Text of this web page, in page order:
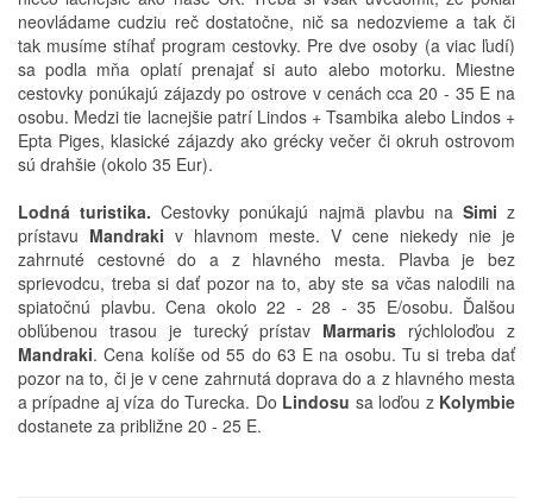
neovládame cudziu reč dostatočne, nič sa nedozvieme a tak či
tak musíme stíhať program cestovky. Pre dve osoby (a viac ľudí)
sa podla mňa oplatí prenajať si auto alebo motorku. Miestne
cestovky ponúkajú zájazdy po ostrove v cenách cca 20 - 35 E na
osobu. Medzi tie lacnejšie patrí Lindos + Tsambika alebo Lindos +
Epta Piges, klasické zájazdy ako grécky večer či okruh ostrovom
sú drahšie (okolo 35 Eur).
Lodná turistika. Cestovky ponúkajú najmä plavbu na Simi z
prístavu Mandraki v hlavnom meste. V cene niekedy nie je
zahrnuté cestovné do a z hlavného mesta. Plavba je bez
sprievodcu, treba si dať pozor na to, aby ste sa včas nalodili na
spiatočnú plavbu. Cena okolo 22 - 28 - 35 E/osobu. Ďalšou
obľúbenou trasou je turecký prístav Marmaris rýchloloďou z
Mandraki. Cena kolíše od 55 do 63 E na osobu. Tu si treba dať
pozor na to, či je v cene zahrnutá doprava do a z hlavného mesta
a prípadne aj víza do Turecka. Do Lindosu sa loďou z Kolymbie
dostanete za približne 20 - 25 E.